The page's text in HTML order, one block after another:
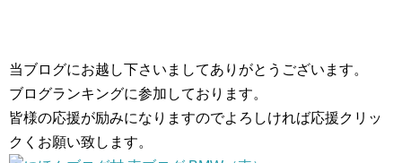
当ブログにお越し下さいましてありがとうございます。
ブログランキングに参加しております。
皆様の応援が励みになりますのでよろしければ応援クリッ
クくお願い致します。